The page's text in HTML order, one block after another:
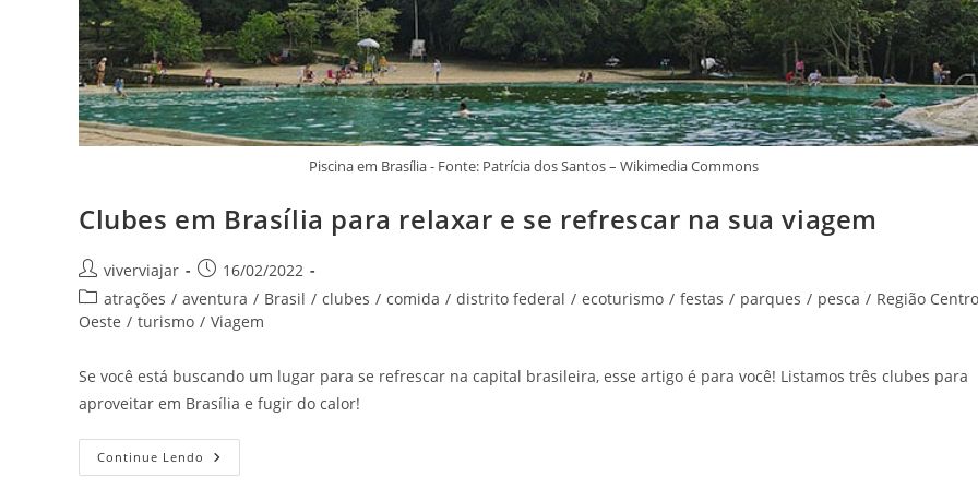
Piscina em Brasília - Fonte: Patrícia dos Santos – Wikimedia Commons
Clubes em Brasília para relaxar e se refrescar na sua viagem
Autor
do
post:
viverviajar
Post
publicado:
16/02/2022
Categoria
do
atrações / aventura / Brasil / clubes / comida / distrito federal / ecoturismo / festas / parques / pesca / Região
Oeste / turismo / Viagem
Se você está buscando um lugar para se refrescar na capital brasileira, esse artigo é para você! Listamos três clubes para
aproveitar em Brasília e fugir do calor!
Continue Lendo Clubes
Em